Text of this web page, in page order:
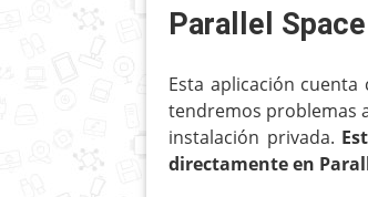
Parallel Space
Esta aplicación
tendremos problemas
instalación privada.
directamente en